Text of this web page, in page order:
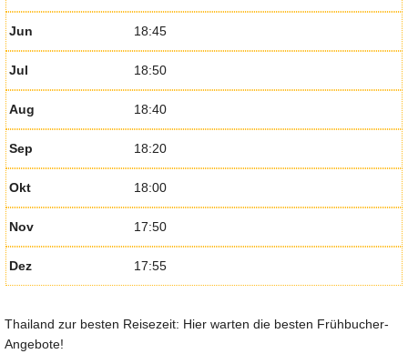
Jun 18:45
Jul 18:50
Aug 18:40
Sep 18:20
Okt 18:00
Nov 17:50
Dez 17:55
Thailand zur besten Reisezeit: Hier warten die besten Frühbucher-
Angebote!